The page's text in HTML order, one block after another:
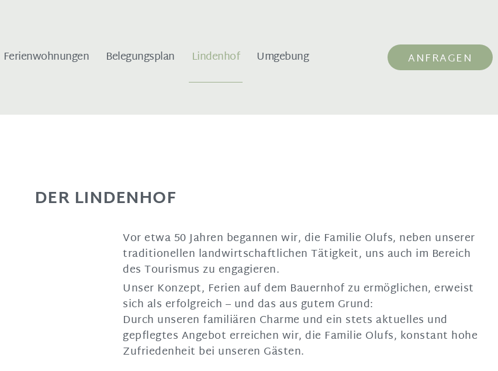
Ferienwohnungen Belegungsplan Lindenhof Umgebung ANFRAGEN
DER LINDENHOF
Vor etwa 50 Jahren begannen wir, die Familie Olufs, neben unserer
traditionellen landwirtschaftlichen Tätigkeit, uns auch im Bereich
des Tourismus zu engagieren.
Unser Konzept, Ferien auf dem Bauernhof zu ermöglichen, erweist
sich als erfolgreich – und das aus gutem Grund:
Durch unseren familiären Charme und ein stets aktuelles und
gepflegtes Angebot erreichen wir, die Familie Olufs, konstant hohe
Zufriedenheit bei unseren Gästen.